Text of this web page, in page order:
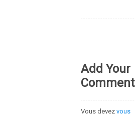
Add Your
Comment
Vous devez vous